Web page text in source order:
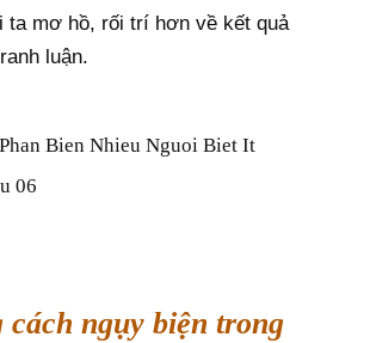
ta mơ hồ, rối trí hơn về kết quả
luận.
cách ngụy biện trong